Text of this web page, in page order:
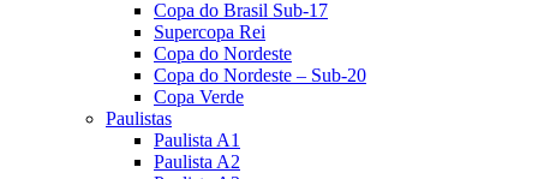
Copa do Brasil Sub-17
Supercopa Rei
Copa do Nordeste
Copa do Nordeste – Sub-20
Copa Verde
Paulistas
Paulista A1
Paulista A2